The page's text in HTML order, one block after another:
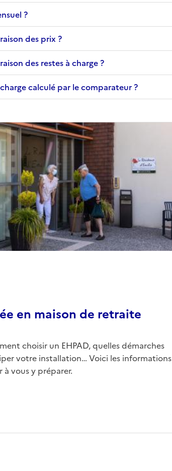
?
des prix ?
des restes à charge ?
calculé par le comparateur ?
en maison de retraite
choisir un EHPAD, quelles démarches
votre installation… Voici les informations
vous y préparer.